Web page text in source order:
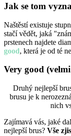
Jak se tom
Naštěstí existuje
stačí vědět, jaká
prstenech najdete
good, která je od té
Very good
Druhý nejlepší
brusu je k
nich
Zajímavá vás, jaké
nejlepší brus? Vše